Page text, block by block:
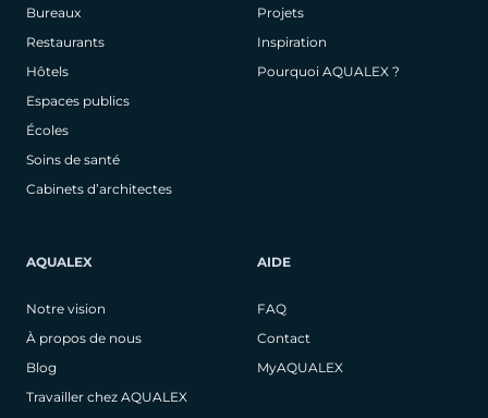
Bureaux
Restaurants
Hôtels
Espaces publics
Écoles
Soins de santé
Cabinets d’architectes
Projets
Inspiration
Pourquoi AQUALEX ?
AQUALEX
Notre vision
À propos de nous
Blog
Travailler chez AQUALEX
AIDE
FAQ
Contact
MyAQUALEX